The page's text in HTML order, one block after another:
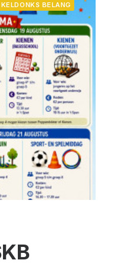
BELANG